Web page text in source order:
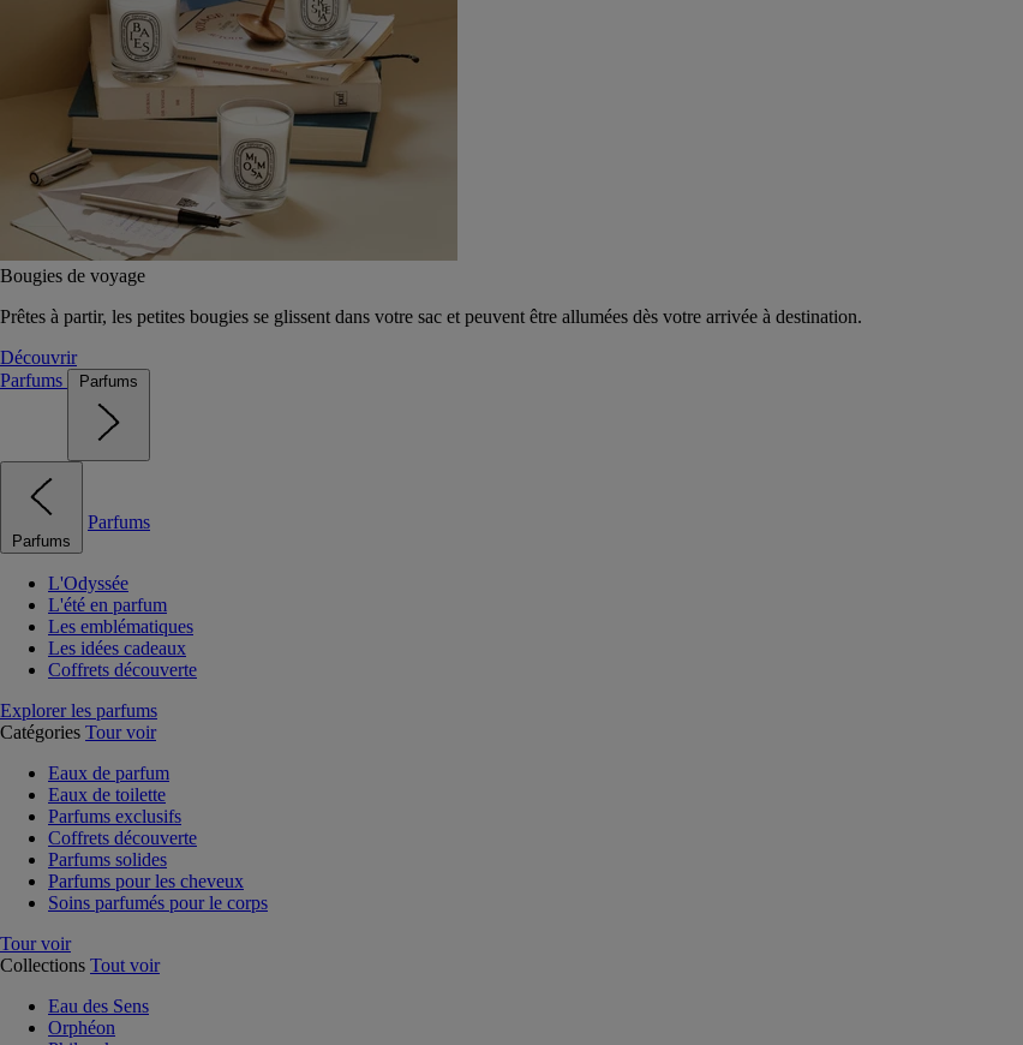
Bougies de voyage
Prêtes à partir, les petites bougies se glissent dans votre sac et peuvent être allumées dès votre arrivée à destination.
Découvrir
Parfums
Parfums
Parfums
Parfums
L'Odyssée
L'été en parfum
Les emblématiques
Les idées cadeaux
Coffrets découverte
Explorer les parfums
Catégories Tour voir
Eaux de parfum
Eaux de toilette
Parfums exclusifs
Coffrets découverte
Parfums solides
Parfums pour les cheveux
Soins parfumés pour le corps
Tour voir
Collections Tout voir
Eau des Sens
Orphéon